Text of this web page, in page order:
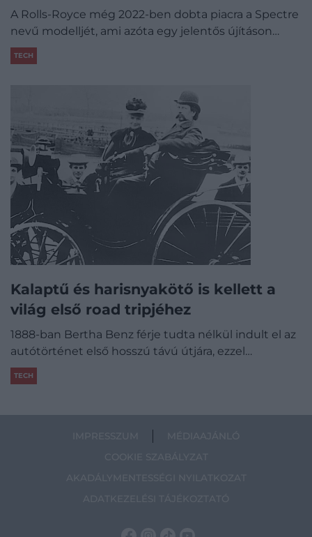
A Rolls-Royce még 2022-ben dobta piacra a Spectre
nevű modelljét, ami azóta egy jelentős újításon…
TECH
Kalaptű és harisnyakötő is kellett a
világ első road tripjéhez
1888-ban Bertha Benz férje tudta nélkül indult el az
autótörténet első hosszú távú útjára, ezzel…
TECH